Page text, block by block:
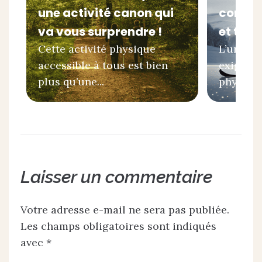
une activité canon qui
va vous surprendre !
Cette activité physique
accessible à tous est bien
plus qu’une...
et tir à
L’un
Laisser un commentaire
Votre adresse e-mail ne sera pas publiée.
Les champs obligatoires sont indiqués
avec *